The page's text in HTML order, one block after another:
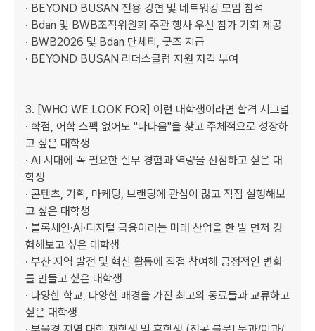
· BEYOND BUSAN 전용 강연 및 네트워킹 모임 참석
· Bdan 및 BWB조직위원회 주관 행사 우선 참가 기회 제공
· BWB2026 및 Bdan 단체티, 굿즈 지급
· BEYOND BUSAN 리더스클럽 지원 자격 부여
3. [WHO WE LOOK FOR] 이런 대학생이라면 합격 시그널
· 학점, 어학 스펙 없어도 "나다움"을 찾고 주체적으로 성장하
고 싶은 대학생
· AI 시대에 꼭 필요한 실무 경험과 역량을 선점하고 싶은 대
학생
· 콘텐츠, 기획, 마케팅, 브랜딩에 관심이 많고 직접 실행해보
고 싶은 대학생
· 블록체인·AI·디지털 금융이라는 미래 산업을 한 발 먼저 경
험해보고 싶은 대학생
· 부산 지역 발전 및 혁신 활동에 직접 참여해 긍정적인 변화
를 만들고 싶은 대학생
· 다양한 학교, 다양한 배경을 가진 최고의 동료들과 교류하고
싶은 대학생